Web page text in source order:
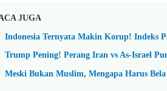
JUGA
Indonesia Ternyata Makin Korup! Indeks
Trump Pening! Perang Iran vs As-Israel
Meski Bukan Muslim, Mengapa Harus Bela